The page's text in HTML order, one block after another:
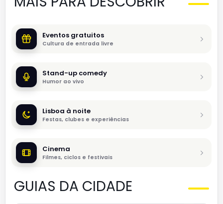
Eventos gratuitos
Cultura de entrada livre
Stand-up comedy
Humor ao vivo
Lisboa à noite
Festas, clubes e experiências
Cinema
Filmes, ciclos e festivais
GUIAS DA CIDADE